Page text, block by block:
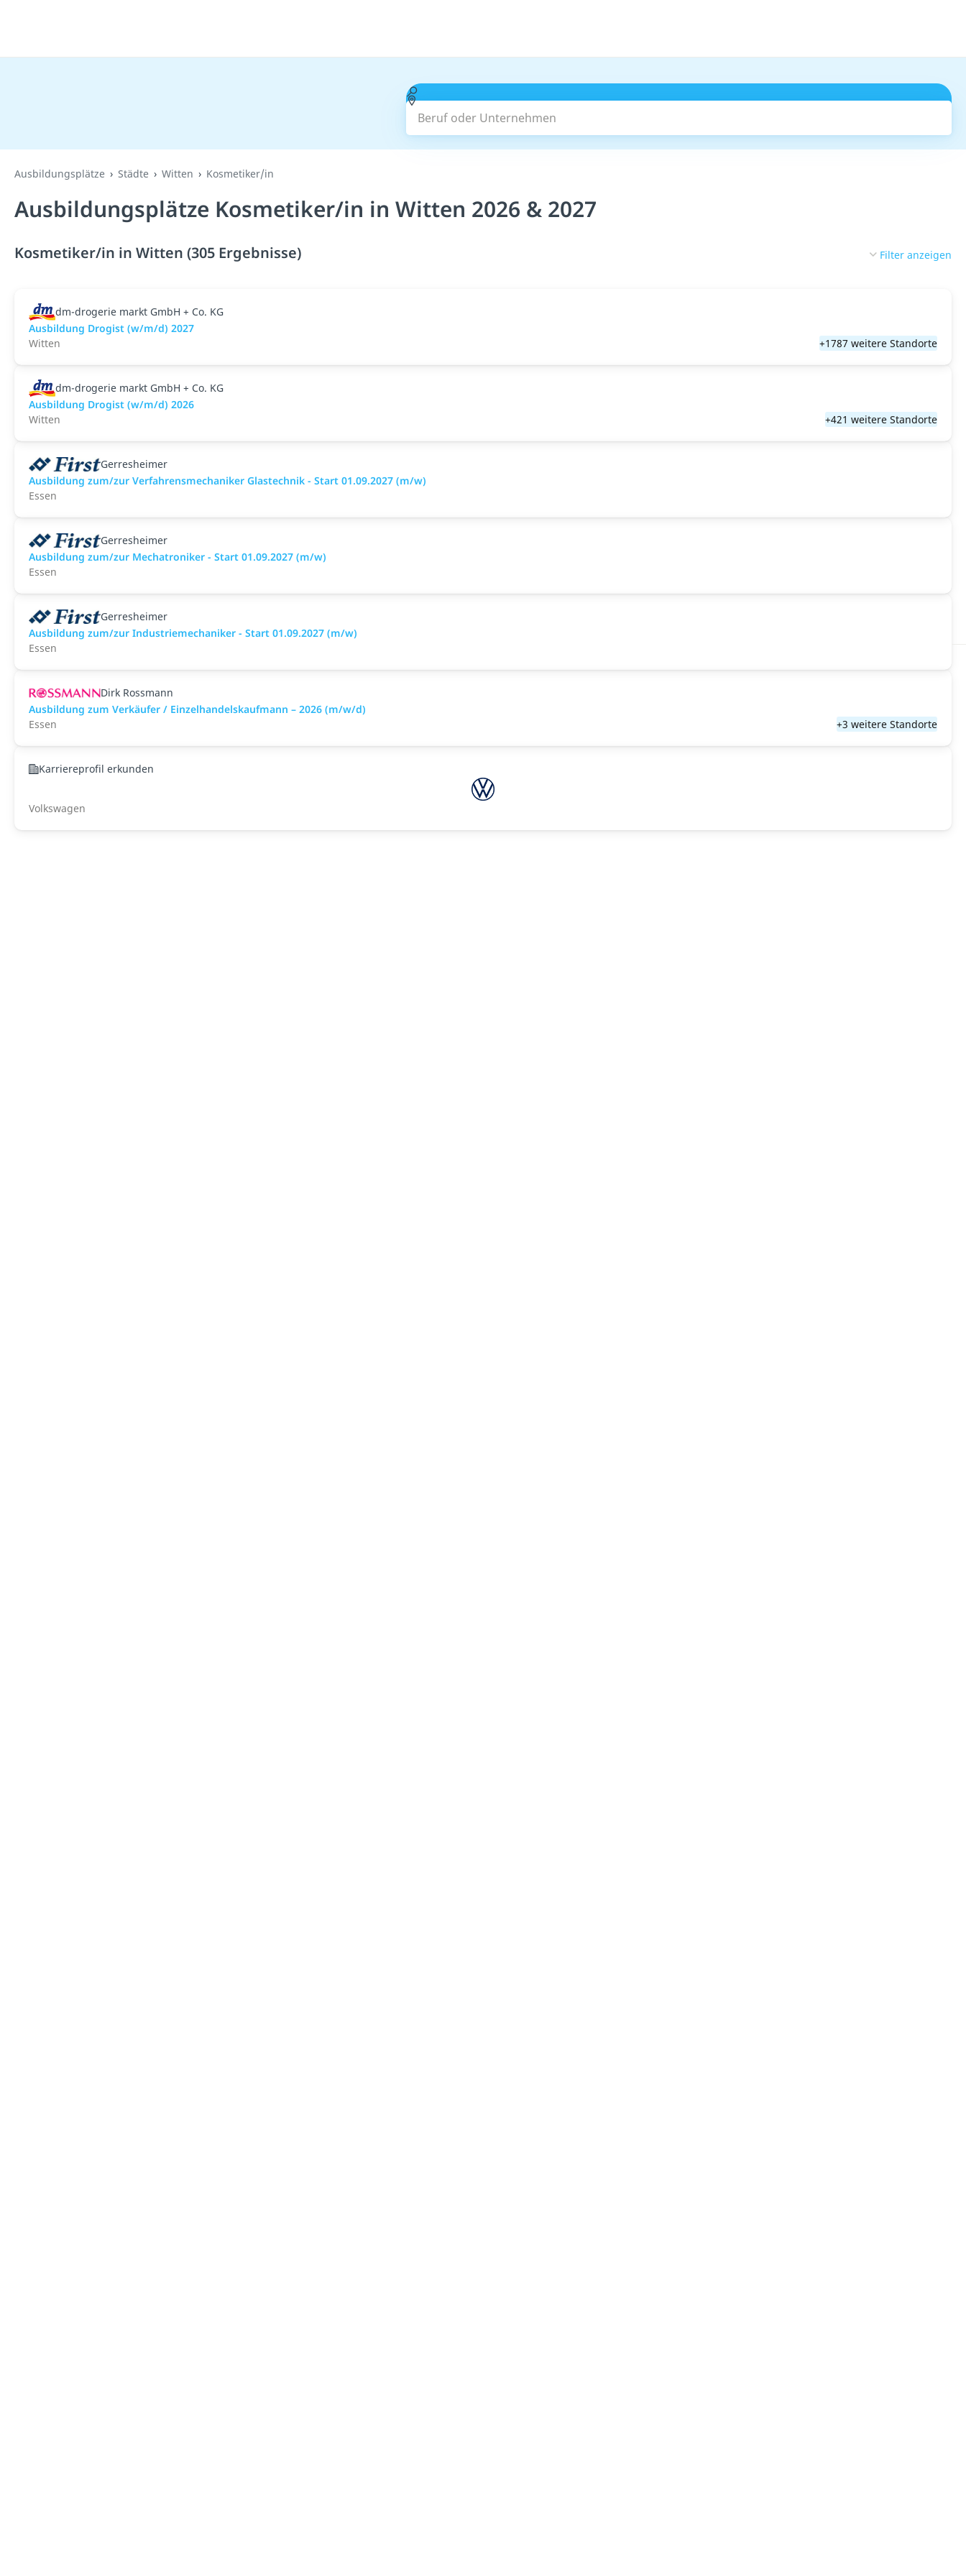
Beruf oder Unternehmen
Ausbildungsplätze Städte Witten Kosmetiker/in
Ausbildungsplätze Kosmetiker/in in Witten 2026 & 2027
Kosmetiker/in in Witten (305 Ergebnisse) Filter anzeigen
dm-drogerie markt GmbH + Co. KG
Ausbildung Drogist (w/m/d) 2027
Witten
+1787 weitere Standorte
dm-drogerie markt GmbH + Co. KG
Ausbildung Drogist (w/m/d) 2026
Witten
+421 weitere Standorte
Gerresheimer
Ausbildung zum/zur Verfahrensmechaniker Glastechnik - Start 01.09.2027 (m/w)
Essen
Gerresheimer
Ausbildung zum/zur Mechatroniker - Start 01.09.2027 (m/w)
Essen
Gerresheimer
Ausbildung zum/zur Industriemechaniker - Start 01.09.2027 (m/w)
Essen
Dirk Rossmann
Ausbildung zum Verkäufer / Einzelhandelskaufmann – 2026 (m/w/d)
Essen
+3 weitere Standorte
Karriereprofil erkunden
Volkswagen